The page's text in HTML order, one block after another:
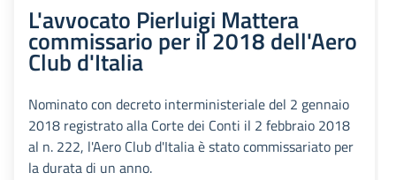
L'avvocato Pierluigi Mattera
commissario per il 2018 dell'Aero
Club d'Italia
Nominato con decreto interministeriale del 2 gennaio
2018 registrato alla Corte dei Conti il 2 febbraio 2018
al n. 222, l'Aero Club d'Italia è stato commissariato per
la durata di un anno.